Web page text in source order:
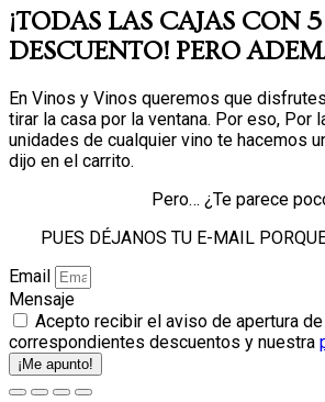
¡TODAS LAS CAJAS CON
DESCUENTO! PERO
En Vinos y Vinos queremos que
tirar la casa por la ventana. Por eso, Por
unidades de cualquier vino te hacemos
dijo en el carrito.
Pero… ¿Te parece
PUES DÉJANOS TU E-MAIL
Email
Mensaje
Acepto recibir el aviso de apertura
correspondientes descuentos y nuestra
¡Me apunto!